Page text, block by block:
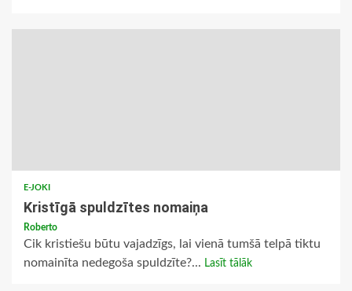
E-JOKI
Kristīgā spuldzītes nomaiņa
Roberto
Cik kristiešu būtu vajadzīgs, lai vienā tumšā telpā tiktu
nomainīta nedegoša spuldzīte?... Lasīt tālāk